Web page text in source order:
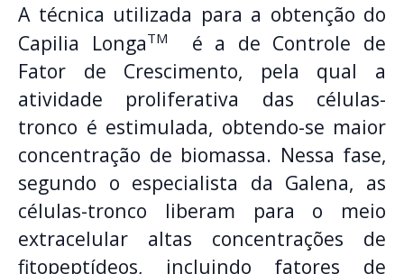
A técnica utilizada para a obtenção do
Capilia LongaTM
é a de Controle de
Fator de Crescimento, pela qual a
atividade proliferativa das células-
tronco é estimulada, obtendo-se maior
concentração de biomassa. Nessa fase,
segundo o especialista da Galena, as
células-tronco liberam para o meio
extracelular altas concentrações de
fitopeptídeos, incluindo fatores de